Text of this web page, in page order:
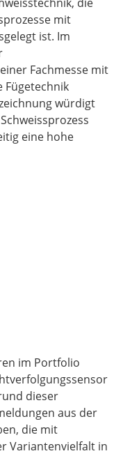
mit
ist. Im
Fachmesse mit
Fügetechnik
würdigt
eine hohe
im Portfolio
dieser
aus der
die mit
Variantenvielfalt in